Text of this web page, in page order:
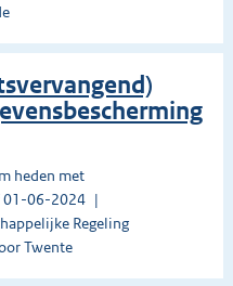
heden met
01-06-2024
Regeling
Twente